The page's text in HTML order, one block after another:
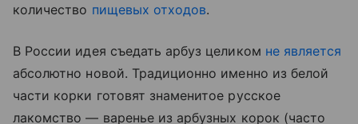
количество пищевых отходов.
В России идея съедать арбуз целиком не является
абсолютно новой. Традиционно именно из белой
части корки готовят знаменитое русское
лакомство — варенье из арбузных корок (часто